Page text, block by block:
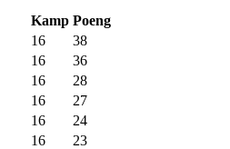
Kamp Poeng
16
38
16
36
16
28
16
27
16
24
16
23